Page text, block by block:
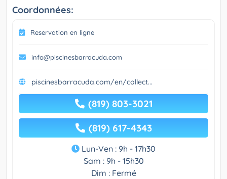
Coordonnées:
Reservation en ligne
info@piscinesbarracuda.com
piscinesbarracuda.com/en/collect...
(819) 803-3021
(819) 617-4343
Lun-Ven : 9h - 17h30
Sam : 9h - 15h30
Dim : Fermé